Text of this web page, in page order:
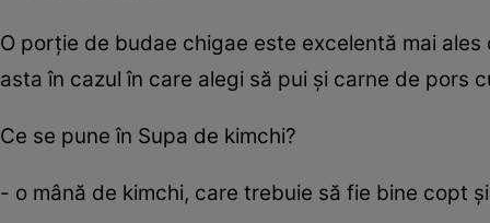
O porţie de budae chigae este excelentă mai
asta în cazul în care alegi să pui şi carne de pors
Ce se pune în Supa de kimchi?
- o mână de kimchi, care trebuie să fie bine copt